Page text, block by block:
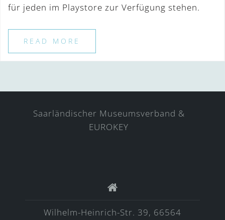
für jeden im Playstore zur Verfügung stehen.
READ MORE
Saarländischer Museumsverband &
EUROKEY
Wilhelm-Heinrich-Str. 39, 66564